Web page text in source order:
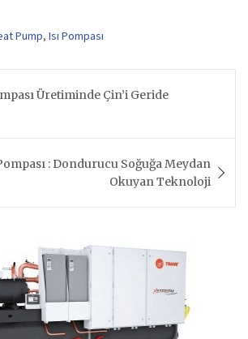
Pump, Isı Pompası
Üretiminde Çin’i Geride
: Dondurucu Soğuğa Meydan
Okuyan Teknoloji